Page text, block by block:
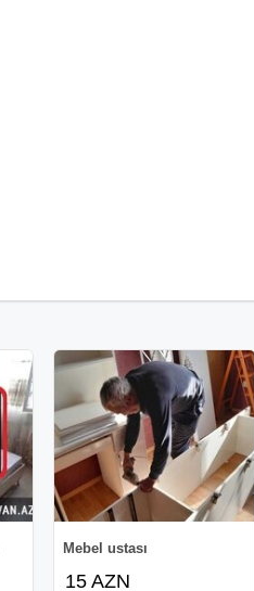
Mebel ustası
15 AZN